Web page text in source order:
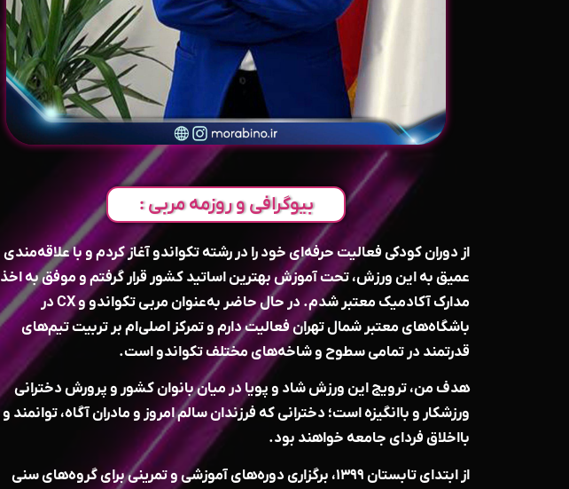
بیوگرافی و روزمه مربی :
از دوران کودکی فعالیت حرفه‌ای خود را در رشته تکواندو آغاز کردم و با علاقه‌مندی
عمیق به این ورزش، تحت آموزش بهترین اساتید کشور قرار گرفتم و موفق به اخذ
مدارک آکادمیک معتبر شدم. در حال حاضر به‌عنوان مربی تکواندو و CX در
باشگاه‌های معتبر شمال تهران فعالیت دارم و تمرکز اصلی‌ام بر تربیت تیم‌های
قدرتمند در تمامی سطوح و شاخه‌های مختلف تکواندو است.
هدف من، ترویج این ورزش شاد و پویا در میان بانوان کشور و پرورش دخترانی
ورزشکار و باانگیزه است؛ دخترانی که فرزندان سالم امروز و مادران آگاه، توانمند و
بااخلاق فردای جامعه خواهند بود.
از ابتدای تابستان ۱۳۹۹، برگزاری دوره‌های آموزشی و تمرینی برای گروه‌های سنی